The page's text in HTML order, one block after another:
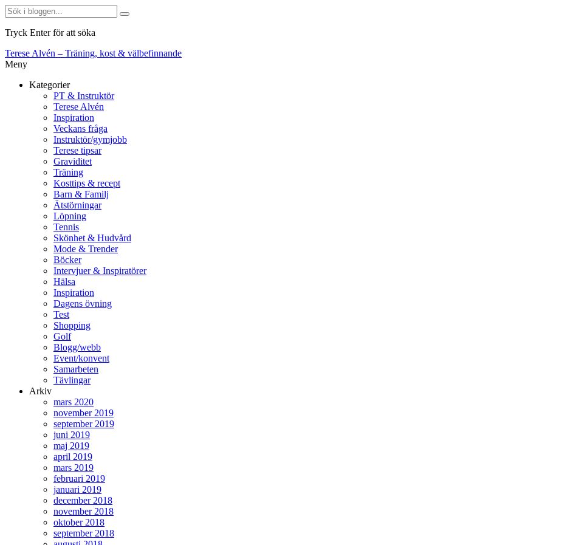
Tryck Enter för att söka
Terese Alvén – Träning, kost & välbefinnande
Meny
Kategorier
PT & Instruktör
Terese Alvén
Inspiration
Veckans fråga
Instruktör/gymjobb
Terese tipsar
Graviditet
Träning
Kosttips & recept
Barn & Familj
Ätstörningar
Löpning
Tennis
Skönhet & Hudvård
Mode & Trender
Böcker
Intervjuer & Inspiratörer
Hälsa
Inspiration
Dagens övning
Test
Shopping
Golf
Blogg/webb
Event/konvent
Samarbeten
Tävlingar
Arkiv
mars 2020
november 2019
september 2019
juni 2019
maj 2019
april 2019
mars 2019
februari 2019
januari 2019
december 2018
november 2018
oktober 2018
september 2018